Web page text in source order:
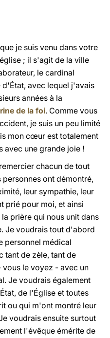
je suis venu dans votre
; il s'agit de la ville
le cardinal
avec lequel j'avais
années à la
de la foi. Comme vous
je suis un peu limité
mon cœur est totalement
avec une grande joie !
chacun de tout
ont démontré,
leur sympathie, leur
prié pour moi, et ainsi
prière qui nous unit dans
Je voudrais tout d'abord
personnel médical
tant de zèle, tant de
le voyez - avec un
Je voudrais également
de l'Église et toutes
ou qui m'ont montré leur
voudrais ensuite surtout
l'évêque émérite de